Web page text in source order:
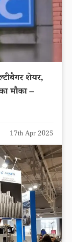
शेयर,
मौका –
17th Apr 2025